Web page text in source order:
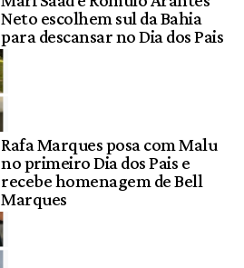
Neto escolhem sul da Bahia
para descansar no Dia dos Pais
Rafa Marques posa com Malu
no primeiro Dia dos Pais e
recebe homenagem de Bell
Marques